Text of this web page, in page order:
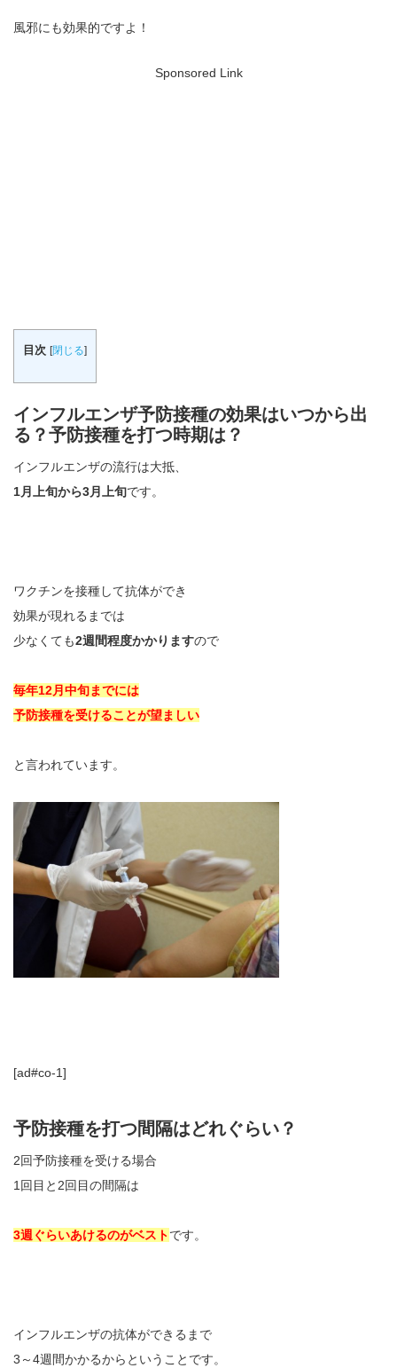
風邪にも効果的ですよ！
Sponsored Link
目次 [閉じる]
インフルエンザ予防接種の効果はいつから出
る？予防接種を打つ時期は？
インフルエンザの流行は大抵、
1月上旬から3月上旬です。
ワクチンを接種して抗体ができ
効果が現れるまでは
少なくても2週間程度かかりますので
毎年12月中旬までには
予防接種を受けることが望ましい
と言われています。
[ad#co-1]
予防接種を打つ間隔はどれぐらい？
2回予防接種を受ける場合
1回目と2回目の間隔は
3週ぐらいあけるのがベストです。
インフルエンザの抗体ができるまで
3～4週間かかるからということです。